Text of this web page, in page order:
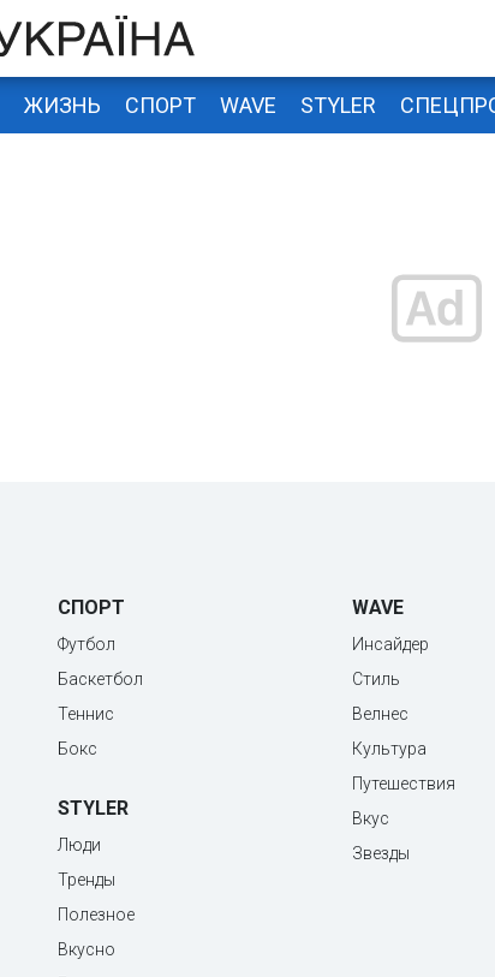
ЖИЗНЬ СПОРТ WAVE STYLER
СПОРТ
Футбол
Баскетбол
Теннис
Бокс
STYLER
Люди
Тренды
Полезное
Вкусно
WAVE
Инсайдер
Стиль
Велнес
Культура
Путешествия
Вкус
Звезды